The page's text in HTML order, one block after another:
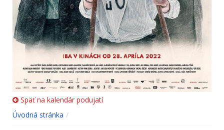
Späť na kalendár podujatí
Úvodná stránka